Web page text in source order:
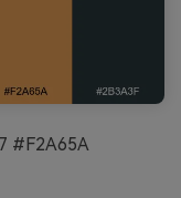
#F2A65A